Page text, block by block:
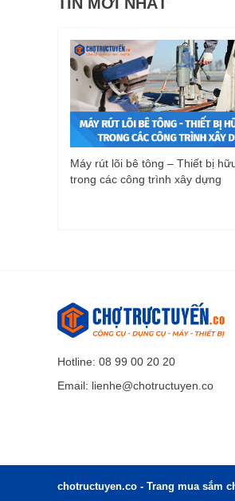
Máy rút lõi bê tông – Thiết bị
trong các công trình xây dựng
Hotline: 08 99 00 20 20
Email: lienhe@chotructuyen.co
chotructuyen.co - Trang mua sắm